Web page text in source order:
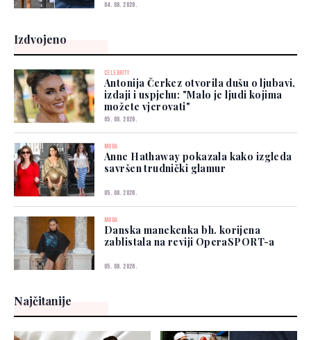
04. 08. 2026.
Izdvojeno
CELEBRITY
Antonija Čerkez otvorila dušu o ljubavi,
izdaji i uspjehu: "Malo je ljudi kojima
možete vjerovati"
05. 08. 2026.
MODA
Anne Hathaway pokazala kako izgleda
savršen trudnički glamur
05. 08. 2026.
MODA
Danska manekenka bh. korijena
zablistala na reviji OperaSPORT-a
05. 08. 2026.
Najčitanije